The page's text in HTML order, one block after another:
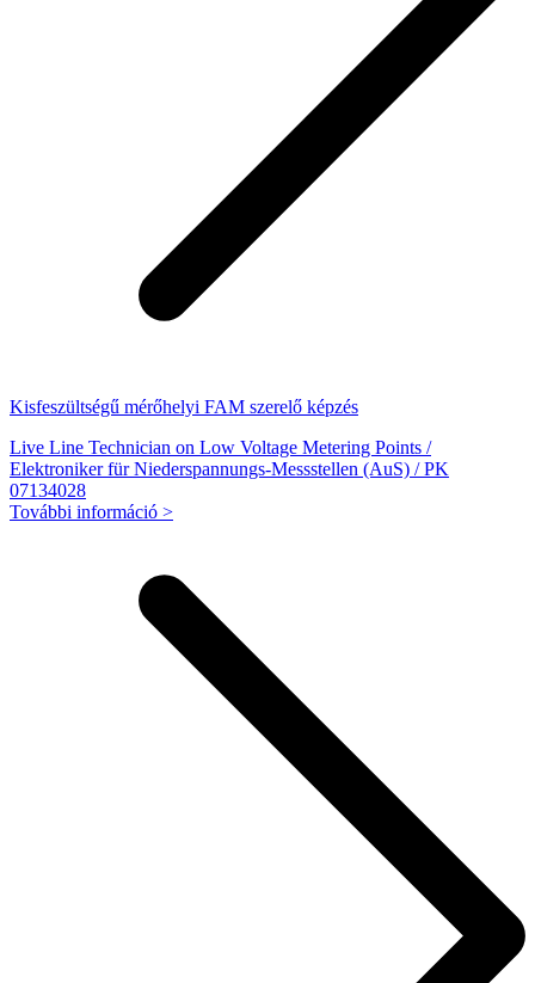
Kisfeszültségű mérőhelyi FAM szerelő képzés
Live Line Technician on Low Voltage Metering Points /
Elektroniker für Niederspannungs-Messstellen (AuS) / PK
07134028
További információ >